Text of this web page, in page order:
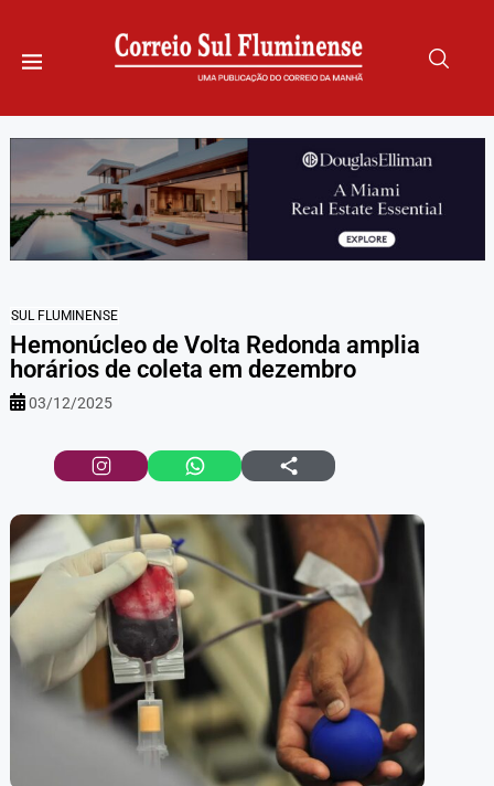
SUL FLUMINENSE
Hemonúcleo de Volta Redonda amplia
horários de coleta em dezembro
03/12/2025